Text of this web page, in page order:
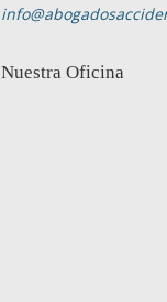
Nuestra Oficina